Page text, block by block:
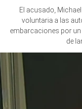
El acusado,
voluntaria a las
embarcaciones por
de